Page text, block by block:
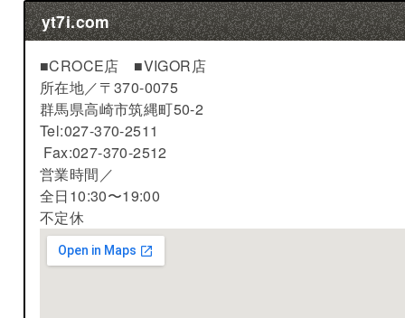
yt7i.com
■CROCE店 ■VIGOR店
所在地／〒370-0075
群馬県高崎市筑縄町50-2
Tel:027-370-2511
Fax:027-370-2512
営業時間／
全日10:30〜19:00
不定休